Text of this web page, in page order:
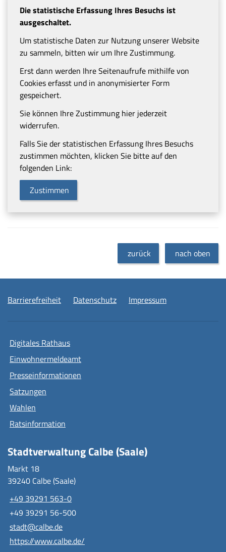
Die statistische Erfassung Ihres Besuchs ist
ausgeschaltet.
Um statistische Daten zur Nutzung unserer Website
zu sammeln, bitten wir um Ihre Zustimmung.
Erst dann werden Ihre Seitenaufrufe mithilfe von
Cookies erfasst und in anonymisierter Form
gespeichert.
Sie können Ihre Zustimmung hier jederzeit
widerrufen.
Falls Sie der statistischen Erfassung Ihres Besuchs
zustimmen möchten, klicken Sie bitte auf den
folgenden Link:
Zustimmen
zurück nach oben
Barrierefreiheit Datenschutz Impressum
Digitales Rathaus
Einwohnermeldeamt
Presseinformationen
Satzungen
Wahlen
Ratsinformation
Stadtverwaltung Calbe (Saale)
Markt 18
39240 Calbe (Saale)
+49 39291 563-0
+49 39291 56-500
stadt@calbe.de
https://www.calbe.de/